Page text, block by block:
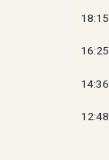
18:15
16:25
14:36
12:48